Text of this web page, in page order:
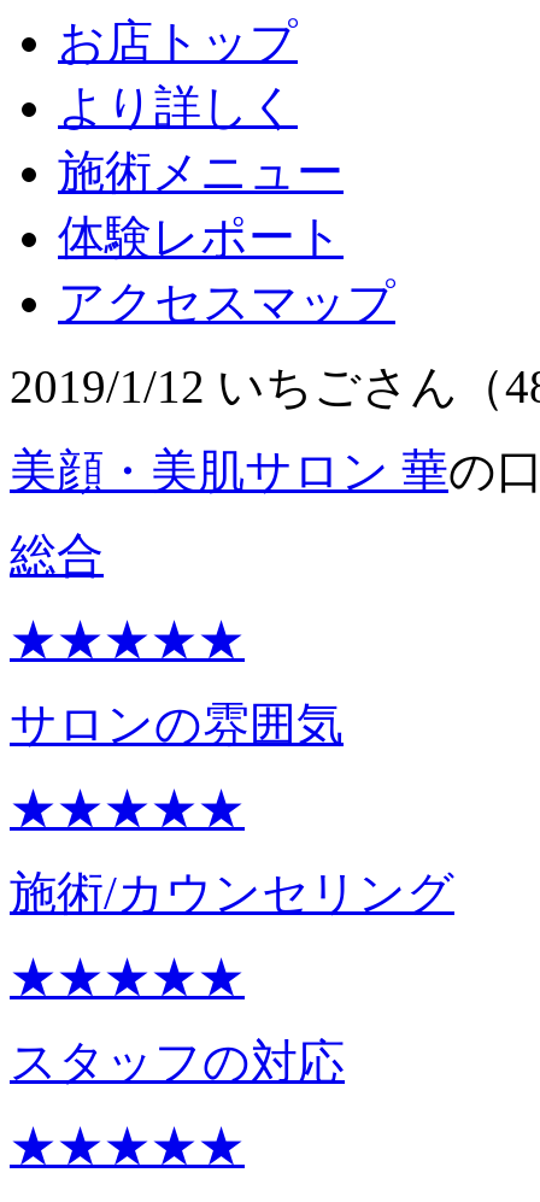
お店トップ
より詳しく
施術メニュー
体験レポート
アクセスマップ
2019/1/12 いちごさん（
美顔・美肌サロン 華の
総合
★★★★★
サロンの雰囲気
★★★★★
施術/カウンセリング
★★★★★
スタッフの対応
★★★★★